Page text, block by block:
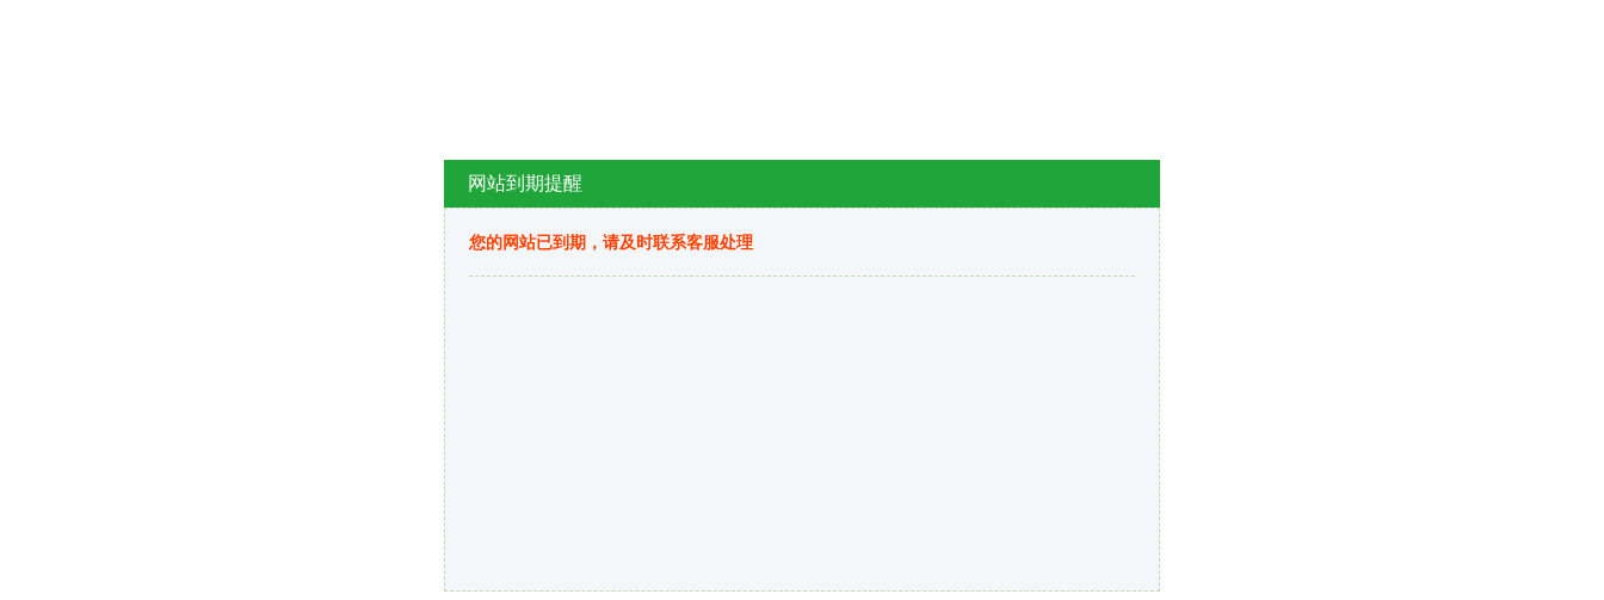
网站到期提醒
您的网站已到期，请及时联系客服处理